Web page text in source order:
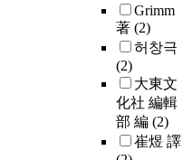
Grimm
著 (2)
허창극
(2)
大東文
化社 編輯
部 編 (2)
崔煜 譯